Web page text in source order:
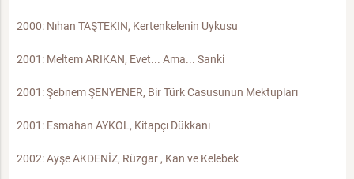
2000: Nıhan TAŞTEKIN, Kertenkelenin Uykusu
2001: Meltem ARIKAN, Evet... Ama... Sanki
2001: Şebnem ŞENYENER, Bir Türk Casusunun Mektupları
2001: Esmahan AYKOL, Kitapçı Dükkanı
2002: Ayşe AKDENİZ, Rüzgar , Kan ve Kelebek